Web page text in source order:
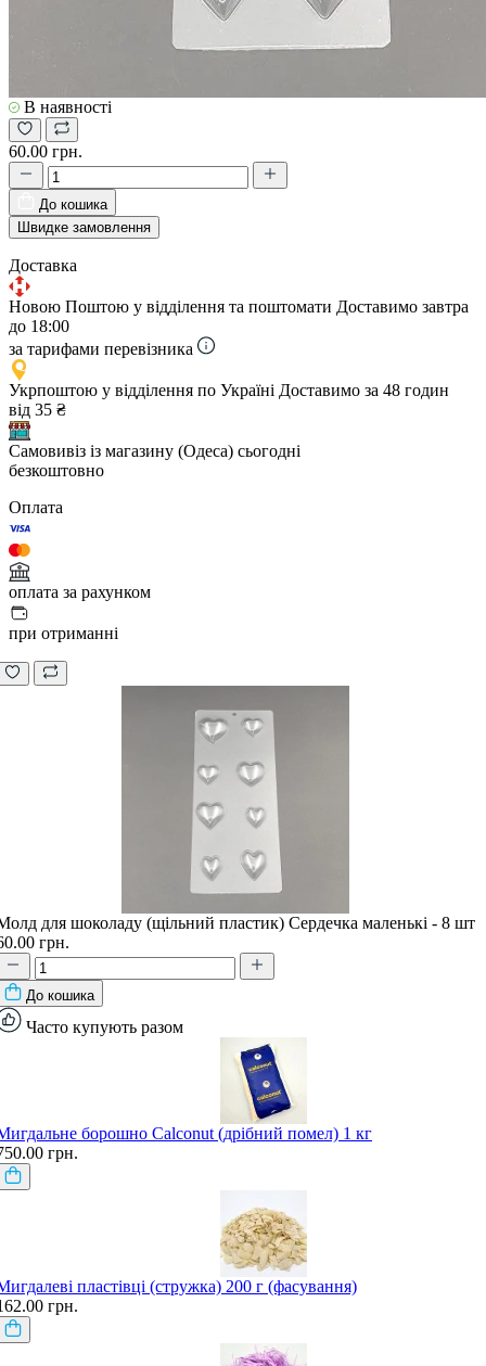
В наявності
60.00 грн.
До кошика
Швидке замовлення
Доставка
Новою Поштою у відділення та поштомати Доставимо завтра
до 18:00
за тарифами перевізника
Укрпоштою у відділення по Україні Доставимо за 48 годин
від 35 ₴
Самовивіз із магазину (Одеса) сьогодні
безкоштовно
Оплата
оплата за рахунком
при отриманні
для шоколаду (щільний пластик) Сердечка маленькі - 8 шт
грн.
До кошика
Часто купують разом
борошно Calconut (дрібний помел) 1 кг
грн.
пластівці (стружка) 200 г (фасування)
грн.